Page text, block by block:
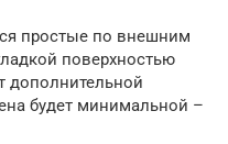
простые по внешним
поверхностью
дополнительной
будет минимальной –